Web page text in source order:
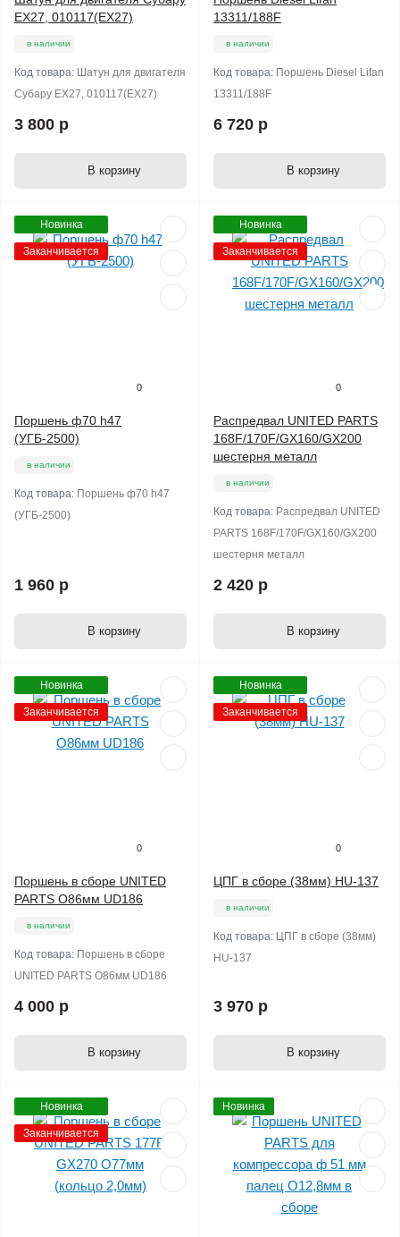
EX27, 010117(ЕX27)
в наличии
Код товара: Шатун для двигателя
Субару EX27, 010117(ЕX27)
3 800 р
В корзину
13311/188F
в наличии
Код товара: Поршень Diesel Lifan
13311/188F
6 720 р
В корзину
Новинка
Заканчивается
0
Поршень ф70 h47
(УГБ-2500)
в наличии
Код товара: Поршень ф70 h47
(УГБ-2500)
1 960 р
В корзину
Новинка
Заканчивается
0
Распредвал UNITED PARTS
168F/170F/GX160/GX200
шестерня металл
в наличии
Код товара: Распредвал UNITED
PARTS 168F/170F/GX160/GX200
шестерня металл
2 420 р
В корзину
Новинка
Заканчивается
0
Поршень в сборе UNITED
PARTS O86мм UD186
в наличии
Код товара: Поршень в сборе
UNITED PARTS O86мм UD186
4 000 р
В корзину
Новинка
Заканчивается
0
ЦПГ в сборе (38мм) HU-137
в наличии
Код товара: ЦПГ в сборе (38мм)
HU-137
3 970 р
В корзину
Новинка
Заканчивается
Новинка